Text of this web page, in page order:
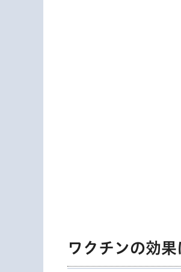
ワクチンの効果